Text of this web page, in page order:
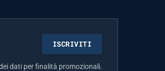
dati per finalità promozionali.